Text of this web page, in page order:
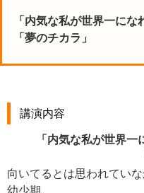
「内気な私が世界一にな
「夢のチカラ」
講演内容
「内気な私が世界一
向いてるとは思われてい